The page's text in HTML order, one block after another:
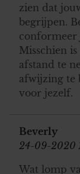
zien dat
begrijpen.
conformeer
Misschien
afstand te
afwijzing te
voor jezelf.
Beverly
24-09-2020
Wat lomp